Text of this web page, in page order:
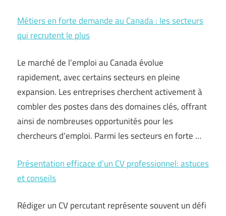
Métiers en forte demande au Canada : les secteurs
qui recrutent le plus
Le marché de l’emploi au Canada évolue
rapidement, avec certains secteurs en pleine
expansion. Les entreprises cherchent activement à
combler des postes dans des domaines clés, offrant
ainsi de nombreuses opportunités pour les
chercheurs d’emploi. Parmi les secteurs en forte …
Présentation efficace d’un CV professionnel: astuces
et conseils
Rédiger un CV percutant représente souvent un défi